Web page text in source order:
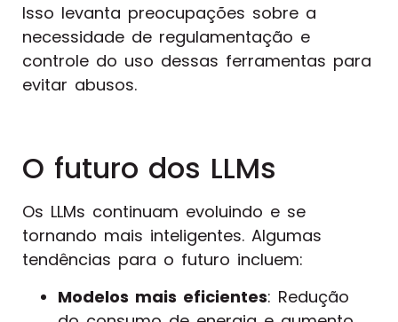
Isso levanta preocupações sobre a
necessidade de regulamentação e
controle do uso dessas ferramentas para
evitar abusos.
O futuro dos LLMs
Os LLMs continuam evoluindo e se
tornando mais inteligentes. Algumas
tendências para o futuro incluem:
Modelos mais eficientes: Redução